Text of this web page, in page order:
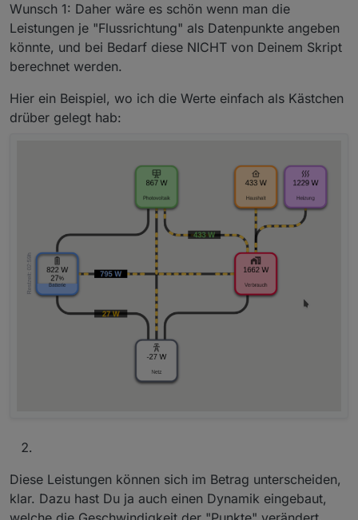
Wunsch 1: Daher wäre es schön wenn man die
Leistungen je "Flussrichtung" als Datenpunkte angeben
könnte, und bei Bedarf diese NICHT von Deinem Skript
berechnet werden.
Hier ein Beispiel, wo ich die Werte einfach als Kästchen
drüber gelegt hab:
Diese Leistungen können sich im Betrag unterscheiden,
klar. Dazu hast Du ja auch einen Dynamik eingebaut,